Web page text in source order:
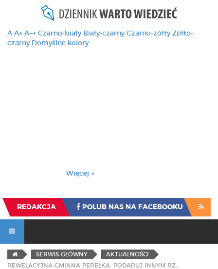
A A+ A++ Czarno-biały Biały-czarny Czarno-żółty Żółto-
czarny Domyślne kolory
Więcej »
REDAKCJA POLUB NAS NA FACEBOOKU
SERWIS GŁÓWNY
AKTUALNOŚCI